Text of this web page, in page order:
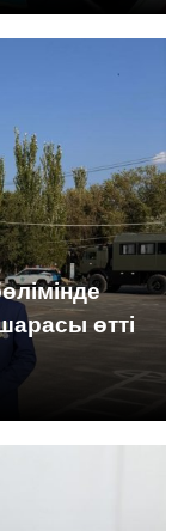
өтті